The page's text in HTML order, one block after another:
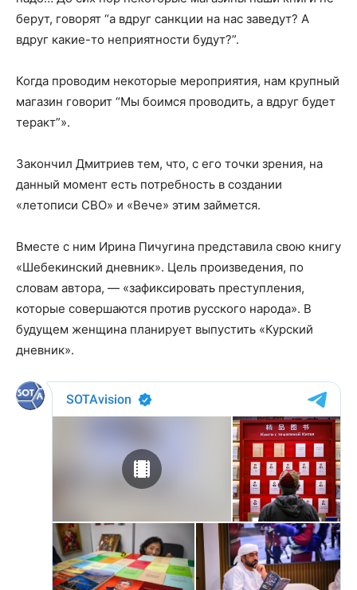
берут, говорят “а вдруг санкции на нас заведут? А
вдруг какие-то неприятности будут?”.
Когда проводим некоторые мероприятия, нам крупный
магазин говорит “Мы боимся проводить, а вдруг будет
теракт”».
Закончил Дмитриев тем, что, с его точки зрения, на
данный момент есть потребность в создании
«летописи СВО» и «Вече» этим займется.
Вместе с ним Ирина Пичугина представила свою книгу
«Шебекинский дневник». Цель произведения, по
словам автора, — «зафиксировать преступления,
которые совершаются против русского народа». В
будущем женщина планирует выпустить «Курский
дневник».